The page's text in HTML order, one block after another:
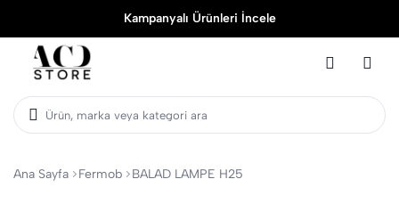
Kampanyalı Ürünleri İncele
Ürün, marka veya kategori ara
Ana Sayfa Fermob BALAD LAMPE H25